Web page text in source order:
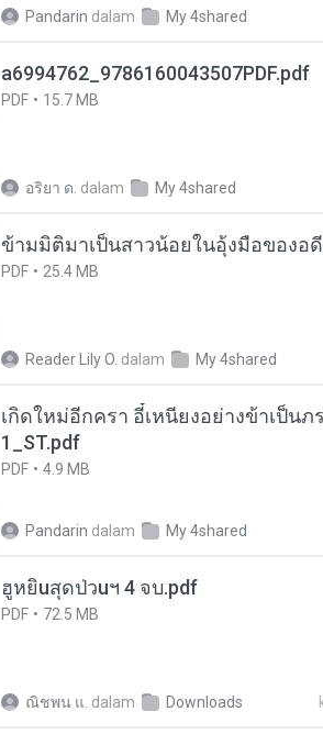
Pandarin dalam My 4shared
a6994762_9786160043507PDF.pdf
PDF 15.7 MB
อริยา ด. dalam My 4shared
ข้ามมิติมาเป็นสาวน้อยในอุ้งมือของอ
PDF 25.4 MB
Reader Lily O. dalam My 4shared
เกิดใหม่อีกครา อี๋เหนียงอย่างข้าเป็นภ
1_ST.pdf
PDF 4.9 MB
Pandarin dalam My 4shared
ฮูหยิuสุดป่วuฯ 4 จบ.pdf
PDF 72.5 MB
ณิชพน แ. dalam Downloads